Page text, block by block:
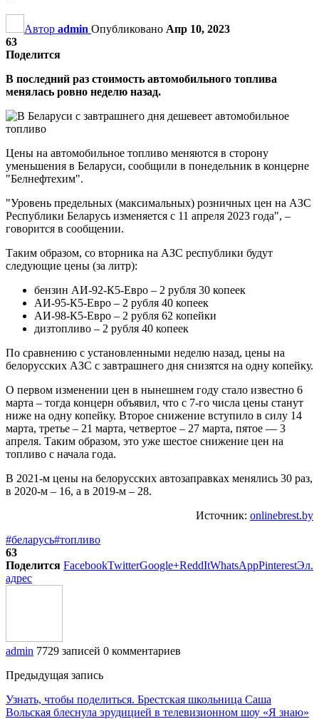
Автор admin Опубликовано Апр 10, 2023
63
Поделится
В последний раз стоимость автомобильного топлива
менялась ровно неделю назад.
Цены на автомобильное топливо меняются в сторону
уменьшения в Беларуси, сообщили в понедельник в концерне
"Белнефтехим".
"Уровень предельных (максимальных) розничных цен на АЗС
Республики Беларусь изменяется с 11 апреля 2023 года", –
говорится в сообщении.
Таким образом, со вторника на АЗС республики будут
следующие цены (за литр):
бензин АИ-92-К5-Евро – 2 рубля 30 копеек
АИ-95-К5-Евро – 2 рубля 40 копеек
АИ-98-К5-Евро – 2 рубля 62 копейки
дизтопливо – 2 рубля 40 копеек
По сравнению с установленными неделю назад, цены на
белорусских АЗС с завтрашнего дня снизятся на одну копейку.
О первом изменении цен в нынешнем году стало известно 6
марта – тогда концерн объявил, что с 7-го числа цены станут
ниже на одну копейку. Второе снижение вступило в силу 14
марта, третье – 21 марта, четвертое – 27 марта, пятое — 3
апреля. Таким образом, это уже шестое снижение цен на
топливо с начала года.
В 2021-м цены на белорусских автозаправках менялись 30 раз,
в 2020-м – 16, а в 2019-м – 28.
Источник: onlinebrest.by
#беларусь#топливо
63
Поделится FacebookTwitterGoogle+ReddItWhatsAppPinterestЭл.
адрес
admin 7729 записей 0 комментариев
Предыдущая запись
Узнать, чтобы поделиться. Брестская школьница Саша
Вольская блеснула эрудицией в телевизионном шоу «Я знаю»